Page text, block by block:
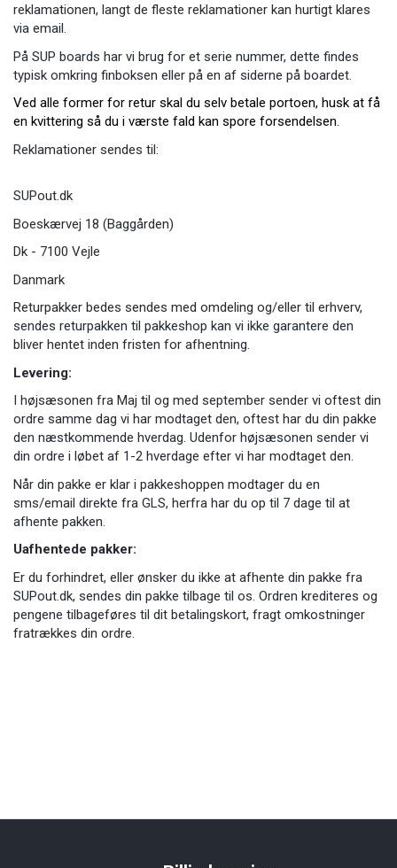
reklamationen, langt de fleste reklamationer kan hurtigt klares
via email.
På SUP boards har vi brug for et serie nummer, dette findes
typisk omkring finboksen eller på en af siderne på boardet.
Ved alle former for retur skal du selv betale portoen, husk at få
en kvittering så du i værste fald kan spore forsendelsen.
Reklamationer sendes til:
SUPout.dk
Boeskærvej 18 (Baggården)
Dk - 7100 Vejle
Danmark
Returpakker bedes sendes med omdeling og/eller til erhverv,
sendes returpakken til pakkeshop kan vi ikke garantere den
bliver hentet inden fristen for afhentning.
Levering:
I højsæsonen fra Maj til og med september sender vi oftest din
ordre samme dag vi har modtaget den, oftest har du din pakke
den næstkommende hverdag. Udenfor højsæsonen sender vi
din ordre i løbet af 1-2 hverdage efter vi har modtaget den.
Når din pakke er klar i pakkeshoppen modtager du en
sms/email direkte fra GLS, herfra har du op til 7 dage til at
afhente pakken.
Uafhentede pakker:
Er du forhindret, eller ønsker du ikke at afhente din pakke fra
SUPout.dk, sendes din pakke tilbage til os. Ordren krediteres og
pengene tilbageføres til dit betalingskort, fragt omkostninger
fratrækkes din ordre.